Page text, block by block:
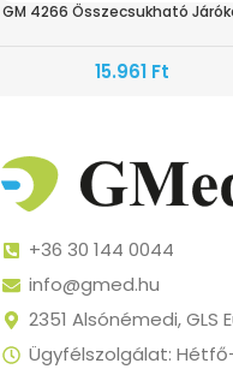
GM 4266 Összecsukható
15.961 Ft
+36 30 144 0044
info@gmed.hu
2351 Alsónémedi, GLS
Ügyfélszolgálat: